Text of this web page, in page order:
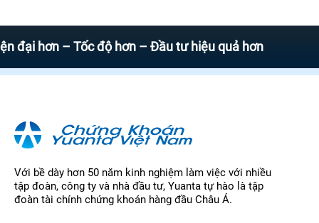
– Tốc độ hơn – Đầu tư hiệu quả hơn
Với bề dày hơn 50 năm kinh nghiệm làm việc với nhiều
tập đoàn, công ty và nhà đầu tư, Yuanta tự hào là tập
đoàn tài chính chứng khoán hàng đầu Châu Á.